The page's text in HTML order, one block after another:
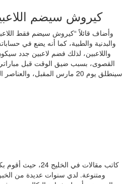
كيروش سيضم
وأضاف قائلاً “كيروش سيضم فقط
والبدنية والطبية، كما أنه يضع في
واللاعبين، لذلك فضم لاعبين جدد
القصوى، بسبب ضيق الوقت قبل
سينطلق يوم 20 مارس المقبل،
كاتب مقالات في
ومتنوعة. لدي سنوات عديدة من